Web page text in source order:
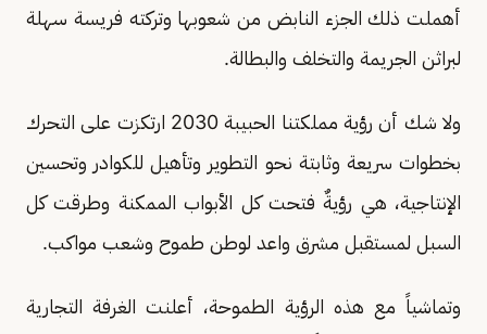
أهملت ذلك الجزء النابض من شعوبها وتركته فريسة سهلة
لبراثن الجريمة والتخلف والبطالة.
ولا شك أن رؤية مملكتنا الحبيبة 2030 ارتكزت على التحرك
بخطوات سريعة وثابتة نحو التطوير وتأهيل للكوادر وتحسين
الإنتاجية، هي رؤيةٌ فتحت كل الأبواب الممكنة وطرقت كل
السبل لمستقبل مشرق واعد لوطن طموح وشعب مواكب.
وتماشياً مع هذه الرؤية الطموحة، أعلنت الغرفة التجارية